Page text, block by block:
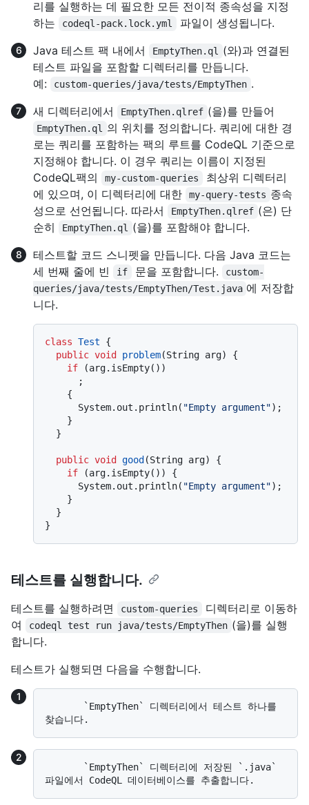
리를 실행하는 데 필요한 모든 전이적 종속성을 지정
하는
codeql-pack.lock.yml
파일이 생성됩니다.
Java 테스트 팩 내에서
EmptyThen.ql
(와)과 연결된
테스트 파일을 포함할 디렉터리를 만듭니다.
예:
custom-queries/java/tests/EmptyThen .
새 디렉터리에서
EmptyThen.qlref (을)를 만들어
EmptyThen.ql
의 위치를 정의합니다. 쿼리에 대한 경
로는 쿼리를 포함하는 팩의 루트를 CodeQL 기준으로
지정해야 합니다. 이 경우 쿼리는 이름이 지정된
CodeQL팩의
my-custom-queries
최상위 디렉터리
에 있으며, 이 디렉터리에 대한
my-query-tests 종속
성으로 선언됩니다. 따라서
EmptyThen.qlref (은) 단
순히
EmptyThen.ql
(을)를 포함해야 합니다.
테스트할 코드 스니펫을 만듭니다. 다음 Java 코드는
세 번째 줄에 빈
if 문을 포함합니다.
custom-
queries/java/tests/EmptyThen/Test.java 에 저장합
니다.
class Test {
public void problem(String arg)
{
if (arg.isEmpty())
      System.out.println(
"Empty argument");
public void good (String arg)
{
if (arg.isEmpty()) {
      System.out.println(
"Empty argument");
테스트를 실행합니다.
테스트를 실행하려면 custom-queries
디렉터리로 이동하
여
codeql test run java/tests/EmptyThen (을)를 실행
합니다.
테스트가 실행되면 다음을 수행합니다.